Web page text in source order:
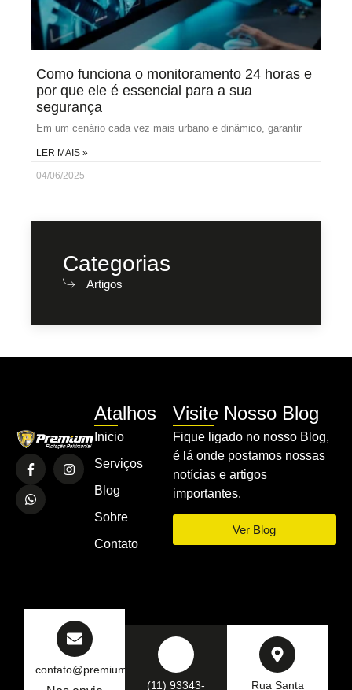
Como funciona o monitoramento 24 horas e
por que ele é essencial para a sua
segurança
Em um cenário cada vez mais urbano e dinâmico, garantir
LER MAIS »
04/06/2025
Categorias
Artigos
Atalhos
Inicio
Serviços
Blog
Sobre
Contato
Visite Nosso Blog
Fique ligado no nosso Blog,
é lá onde postamos nossas
notícias e artigos
importantes.
Ver Blog
contato@premiumseg.com.br
(11) 93343- Rua Santa